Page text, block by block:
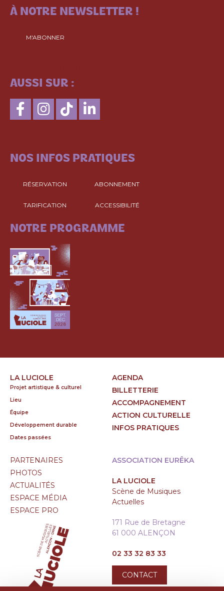
À NOTRE NEWSLETTER !
M'ABONNER
AUSSI SUR :
NOS INFOS PRATIQUES
RÉSERVATION ABONNEMENT
TARIFICATION ACCESSIBILITÉ
NOTRE PROGRAMME
LA LUCIOLE
Projet artistique & culturel
Lieu
Équipe
Développement durable
Dates passées
AGENDA
BILLETTERIE
ACCOMPAGNEMENT
ACTION CULTURELLE
INFOS PRATIQUES
PARTENAIRES
PHOTOS
ACTUALITÉS
ESPACE MÉDIA
ESPACE PRO
ASSOCIATION EURÊKA
LA LUCIOLE
Scène de Musiques
Actuelles
171 Rue de Bretagne
61 000 ALENÇON
02 33 32 83 33
CONTACT